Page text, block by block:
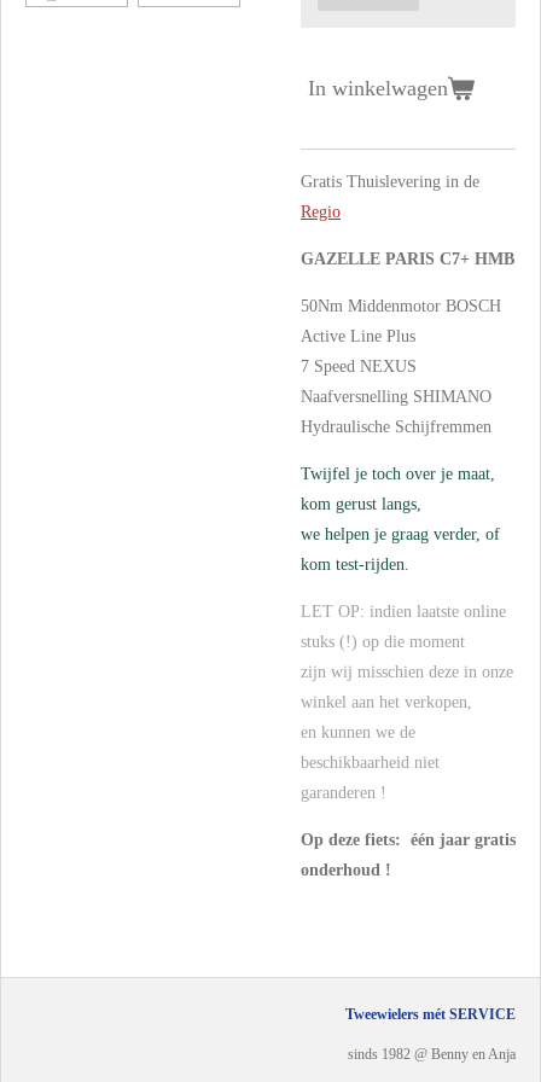
In winkelwagen
Gratis Thuislevering in de
Regio
GAZELLE PARIS C7+ HMB
50Nm Middenmotor BOSCH
Active Line Plus
7 Speed NEXUS
Naafversnelling SHIMANO
Hydraulische Schijfremmen
Twijfel je toch over je maat,
kom gerust langs,
we helpen je graag verder, of
kom test-rijden.
LET OP: indien laatste online
stuks (!) op die moment
zijn wij misschien deze in onze
winkel aan het verkopen,
en kunnen we de
beschikbaarheid niet
garanderen !
Op deze fiets: één jaar gratis
onderhoud !
Tweewielers mét SERVICE
sinds 1982 @ Benny en Anja